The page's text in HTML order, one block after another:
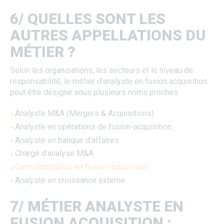
6/ QUELLES SONT LES
AUTRES APPELLATIONS DU
MÉTIER ?
Selon les organisations, les secteurs et le niveau de
responsabilité, le métier d’analyste en fusion acquisition
peut être désigné sous plusieurs noms proches.
Analyste M&A (Mergers & Acquisitions)
Analyste en opérations de fusion-acquisition
Analyste en banque d’affaires
Chargé d’analyse M&A
Consultant junior en fusion-acquisition
Analyste en croissance externe
7/ MÉTIER ANALYSTE EN